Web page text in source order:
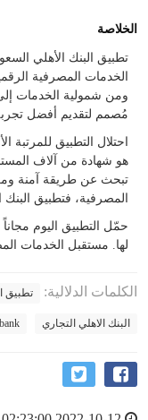
الخلاصة
تطبيق البنك الأهلي
الخدمات المصرفية
ومن شمولية الخدمات
مُصمم لتقديم أفضل
احتلال التطبيق
هو شهادة من آلاف
تبحث عن طريقة آمنة
المصرفية، فتطبيق البنك
حمّل التطبيق اليوم
لها. مستقبل الخدمات
الكلمات الدلالية: تطبيق
البنك الاهلي التجاري